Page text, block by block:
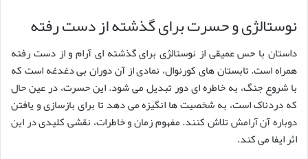
نوستالژی و حسرت برای گذشته از دست رفته
داستان با حس عمیقی از نوستالژی برای گذشته ای آرام و از دست رفته
همراه است. تابستان های کورنوال، نمادی از آن دوران بی دغدغه است که
با شروع جنگ، به خاطره ای دور تبدیل می شود. این حسرت، در عین حال
که دردناک است، به شخصیت ها انگیزه می دهد تا برای بازسازی و یافتن
دوباره آن آرامش تلاش کنند. مفهوم زمان و خاطرات، نقشی کلیدی در این
اثر ایفا می کند.